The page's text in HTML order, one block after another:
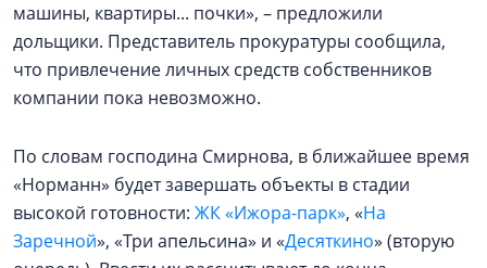
машины, квартиры... почки», – предложили
дольщики. Представитель прокуратуры сообщила,
что привлечение личных средств собственников
компании пока невозможно.
По словам господина Смирнова, в ближайшее время
«Норманн» будет завершать объекты в стадии
высокой готовности: ЖК «Ижора-парк», «На
Заречной», «Три апельсина» и «Десяткино» (вторую